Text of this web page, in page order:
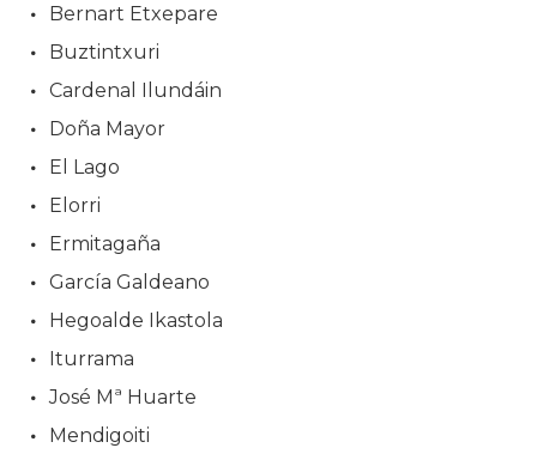
Bernart Etxepare
Buztintxuri
Cardenal Ilundáin
Doña Mayor
El Lago
Elorri
Ermitagaña
García Galdeano
Hegoalde Ikastola
Iturrama
José Mª Huarte
Mendigoiti